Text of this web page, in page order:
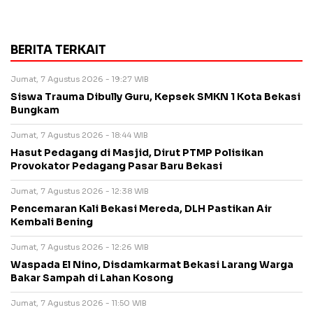
BERITA TERKAIT
Jumat, 7 Agustus 2026 - 19:27 WIB
Siswa Trauma Dibully Guru, Kepsek SMKN 1 Kota Bekasi
Bungkam
Jumat, 7 Agustus 2026 - 18:44 WIB
Hasut Pedagang di Masjid, Dirut PTMP Polisikan
Provokator Pedagang Pasar Baru Bekasi
Jumat, 7 Agustus 2026 - 12:38 WIB
Pencemaran Kali Bekasi Mereda, DLH Pastikan Air
Kembali Bening
Jumat, 7 Agustus 2026 - 12:26 WIB
Waspada El Nino, Disdamkarmat Bekasi Larang Warga
Bakar Sampah di Lahan Kosong
Jumat, 7 Agustus 2026 - 11:50 WIB